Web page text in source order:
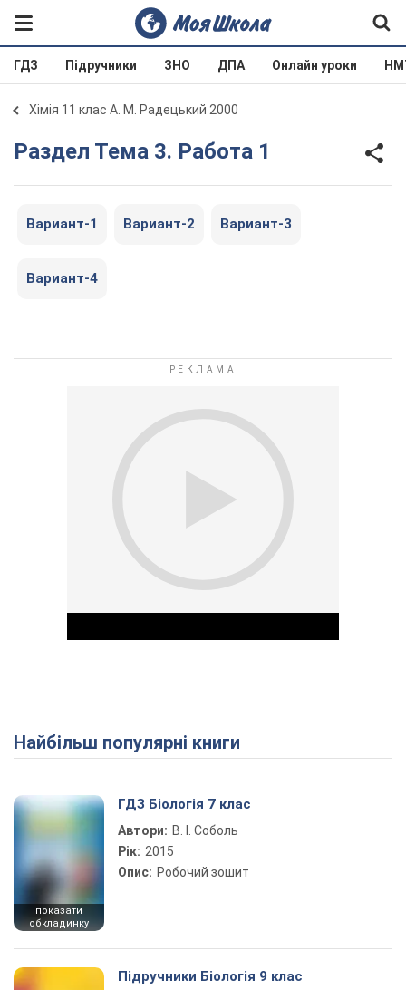
ГДЗ Підручники ЗНО ДПА Онлайн уроки
Хімія 11 клас А. М. Радецький 2000
Раздел Тема 3. Работа 1
Вариант-1 Вариант-2 Вариант-3
Вариант-4
Play Video
Найбільш популярні книги
показати
обкладинку
ГДЗ Біологія 7 клас
Автори: В. І. Соболь
Рік: 2015
Опис: Робочий зошит
Підручники Біологія 9 клас